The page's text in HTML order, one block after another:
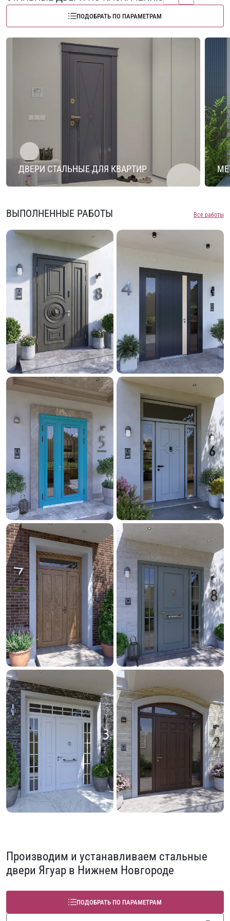
ПОДОБРАТЬ ПО ПАРАМЕТРАМ
ДВЕРИ СТАЛЬНЫЕ ДЛЯ КВАРТИР
ВЫПОЛНЕННЫЕ РАБОТЫ Все работы
Производим и устанавливаем стальные
двери Ягуар в Нижнем Новгороде
ПОДОБРАТЬ ПО ПАРАМЕТРАМ